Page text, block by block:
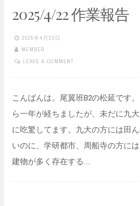
2025/4/22 作業報告
2025年4月23日
MEMBER
LEAVE A COMMENT
こんばんは。尾翼班B2の松延です
ら一年が経ちましたが、未だに九
に吃驚してます。九大の方には田
いのに、学研都市、周船寺の方に
建物が多く存在する…